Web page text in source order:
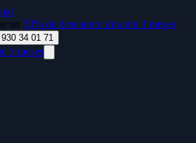
un 50% de descuento durante 3 meses
34 01 71
3 meses